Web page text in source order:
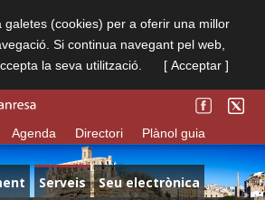
galetes (cookies) per a oferir una millor
Si continua navegant pel web,
la seva utilització.
[ Acceptar ]
Agenda Directori Plànol guia
Serveis
Seu electrònica